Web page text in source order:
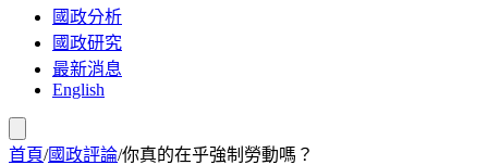
國政分析
國政研究
最新消息
English
首頁/國政評論/你真的在乎強制勞動嗎？